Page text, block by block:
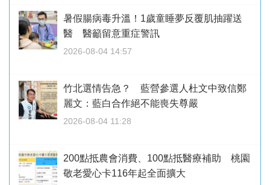
暑假腸病毒升溫！1歲童睡夢反覆肌抽躍送
醫 醫籲留意重症警訊
2026-08-04 14:57
竹北選情告急？ 藍營參選人杜文中致信鄭
麗文：藍白合作絕不能喪失尊嚴
2026-08-04 11:28
200點抵農會消費、100點抵醫療補助 桃園
敬老愛心卡116年起全面擴大